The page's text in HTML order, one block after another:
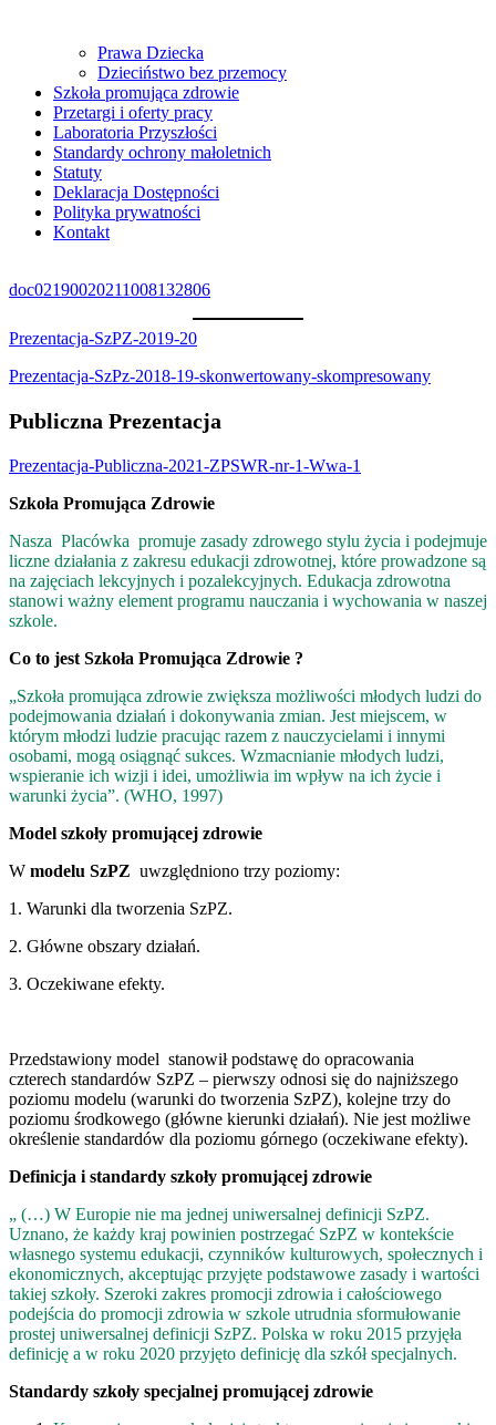
Prawa Dziecka
Dzieciństwo bez przemocy
Szkoła promująca zdrowie
Przetargi i oferty pracy
Laboratoria Przyszłości
Standardy ochrony małoletnich
Statuty
Deklaracja Dostępności
Polityka prywatności
Kontakt
doc02190020211008132806
Prezentacja-SzPZ-2019-20
Prezentacja-SzPz-2018-19-skonwertowany-skompresowany
Publiczna Prezentacja
Prezentacja-Publiczna-2021-ZPSWR-nr-1-Wwa-1
Szkoła Promująca Zdrowie
Nasza Placówka promuje zasady zdrowego stylu życia i podejmuje
liczne działania z zakresu edukacji zdrowotnej, które prowadzone są
na zajęciach lekcyjnych i pozalekcyjnych. Edukacja zdrowotna
stanowi ważny element programu nauczania i wychowania w naszej
szkole.
Co to jest Szkoła Promująca Zdrowie ?
„Szkoła promująca zdrowie zwiększa możliwości młodych ludzi do
podejmowania działań i dokonywania zmian. Jest miejscem, w
którym młodzi ludzie pracując razem z nauczycielami i innymi
osobami, mogą osiągnąć sukces. Wzmacnianie młodych ludzi,
wspieranie ich wizji i idei, umożliwia im wpływ na ich życie i
warunki życia”. (WHO, 1997)
Model szkoły promującej zdrowie
W modelu SzPZ uwzględniono trzy poziomy:
1. Warunki dla tworzenia SzPZ.
2. Główne obszary działań.
3. Oczekiwane efekty.
Przedstawiony model stanowił podstawę do opracowania
czterech standardów SzPZ – pierw­szy odnosi się do najniższego
poziomu modelu (warunki do tworzenia SzPZ), kolejne trzy do
poziomu środkowego (główne kierunki działań). Nie jest możliwe
określenie standardów dla poziomu górnego (oczekiwane efekty).
Definicja i standardy szkoły promującej zdrowie
„ (…) W Europie nie ma jednej uniwersalnej definicji SzPZ.
Uznano, że każdy kraj powinien postrzegać SzPZ w kontekście
własnego systemu edukacji, czynników kulturowych, społecznych i
ekonomicznych, akcep­tując przyjęte podstawowe zasady i wartości
takiej szkoły. Szeroki zakres promocji zdrowia i całościowe­go
podejścia do promocji zdrowia w szkole utrudnia sformułowanie
prostej uniwersalnej definicji SzPZ. Polska w roku 2015 przyjęła
definicję a w roku 2020 przyjęto definicję dla szkół specjalnych.
Standardy szkoły specjalnej promującej zdrowie